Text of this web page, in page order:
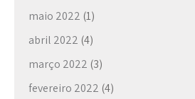
maio 2022 (1)
abril 2022 (4)
março 2022 (3)
fevereiro 2022 (4)